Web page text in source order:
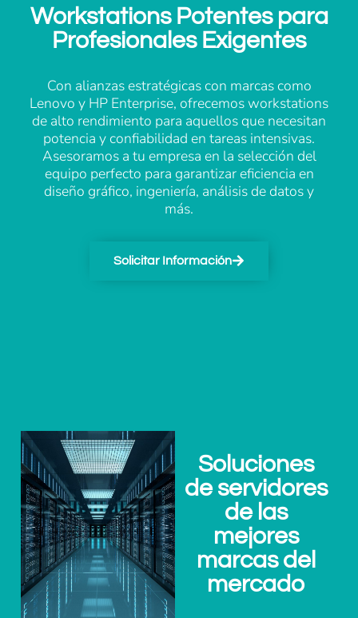
Workstations Potentes para
Profesionales Exigentes
Con alianzas estratégicas con marcas como
Lenovo y HP Enterprise, ofrecemos workstations
de alto rendimiento para aquellos que necesitan
potencia y confiabilidad en tareas intensivas.
Asesoramos a tu empresa en la selección del
equipo perfecto para garantizar eficiencia en
diseño gráfico, ingeniería, análisis de datos y
más.
Solicitar Información
Soluciones
de servidores
de las
mejores
marcas del
mercado